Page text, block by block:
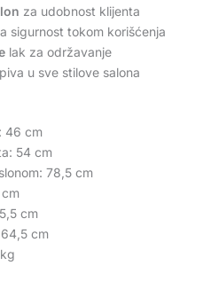
za udobnost klijenta
sigurnost tokom korišćenja
lak za održavanje
u sve stilove salona
46 cm
54 cm
78,5 cm
cm
cm